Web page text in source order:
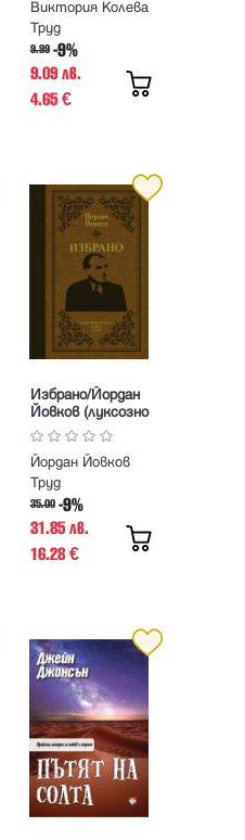
програма за 7.
клас и НВО
Виктория Колева
Труд
9.99 -9%
9.09 лв.
4.65 €
Избрано/Йордан
Йовков (луксозно
издание)
Йордан Йовков
Труд
35.00 -9%
31.85 лв.
16.28€